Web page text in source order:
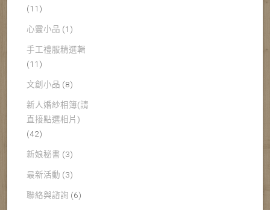
(11)
心靈小品 (1)
手工禮服精選輯
(11)
文創小品 (8)
新人婚紗相簿(請
直接點選相片)
(42)
新娘秘書 (3)
最新活動 (3)
聯絡與諮詢 (6)